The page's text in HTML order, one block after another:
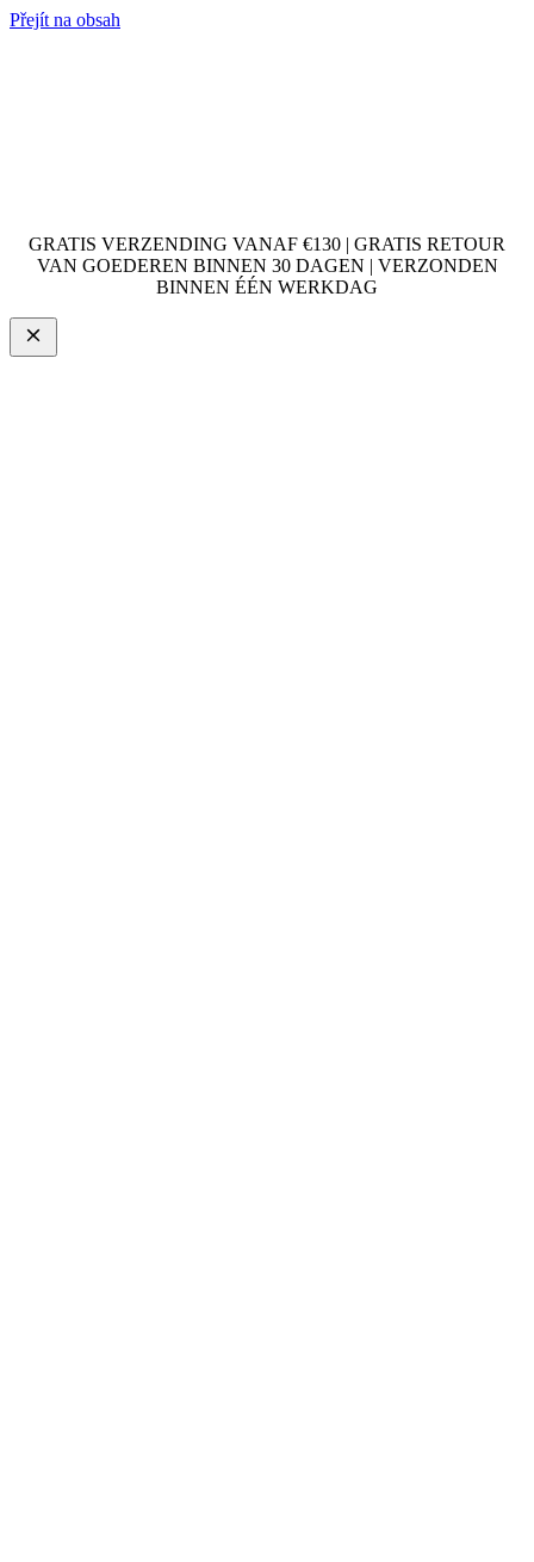
Přejít na obsah
GRATIS VERZENDING VANAF €130 | GRATIS RETOUR
VAN GOEDEREN BINNEN 30 DAGEN | VERZONDEN
BINNEN ÉÉN WERKDAG